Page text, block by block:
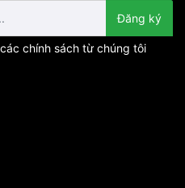
Đăng ký
chính sách từ chúng tôi